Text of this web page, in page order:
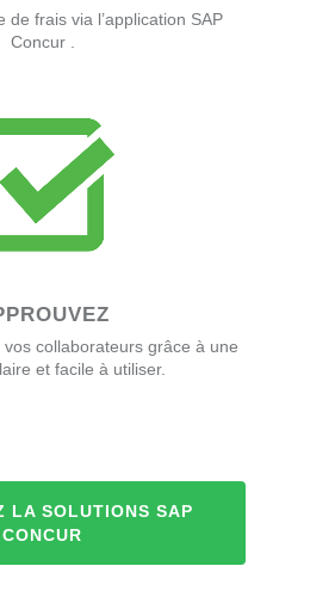
de frais via l’application SAP
Concur .
collaborateurs grâce à une
et facile à utiliser.
LA SOLUTIONS SAP
CONCUR